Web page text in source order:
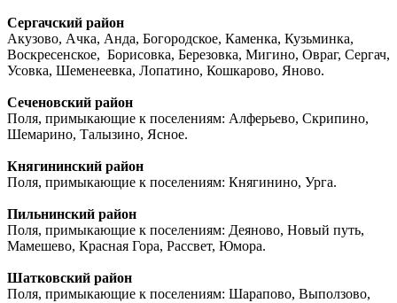
Сергачский район
Акузово, Ачка, Анда, Богородское, Каменка, Кузьминка,
Воскресенское, Борисовка, Березовка, Мигино, Овраг, Сергач,
Усовка, Шеменеевка, Лопатино, Кошкарово, Яново.
Сеченовский район
Поля, примыкающие к поселениям: Алферьево, Скрипино,
Шемарино, Талызино, Ясное.
Княгининский район
Поля, примыкающие к поселениям: Княгинино, Урга.
Пильнинский район
Поля, примыкающие к поселениям: Деяново, Новый путь,
Мамешево, Красная Гора, Рассвет, Юмора.
Шатковский район
Поля, примыкающие к поселениям: Шарапово, Выползово,